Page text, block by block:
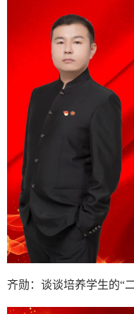
齐勋：谈谈培养学生的“